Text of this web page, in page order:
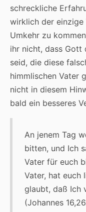
schreckliche
wirklich der einzige
Umkehr zu
ihr nicht, dass Gott
seid, die diese
himmlischen Vater
nicht in diesem
bald ein besseres
An jenem Tag
bitten, und Ich
Vater für euch
Vater, hat euch
glaubt, daß Ich
(Johannes